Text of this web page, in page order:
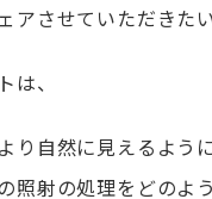
アさせていただきた
は、
り自然に見えるよう
照射の処理をどのよ